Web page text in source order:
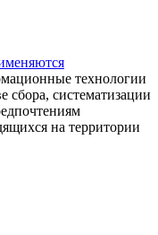
технологии
сбора, систематизации
на территории